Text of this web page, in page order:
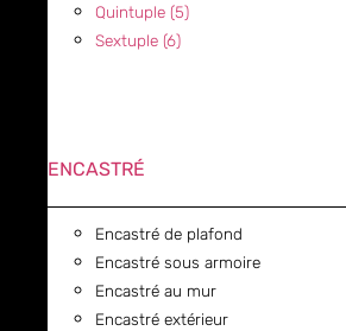
Quintuple (5)
Sextuple (6)
ENCASTRÉ
Encastré de plafond
Encastré sous armoire
Encastré au mur
Encastré extérieur